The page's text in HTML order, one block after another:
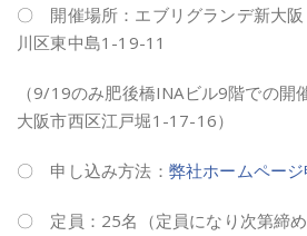
〇 開催場所：エブリグランデ新
川区東中島1-19-11
（9/19のみ肥後橋INAビル9階での開
大阪市西区江戸堀1-17-16）
〇 申し込み方法： 弊社ホームペー
〇 定員：25名（定員になり次第締